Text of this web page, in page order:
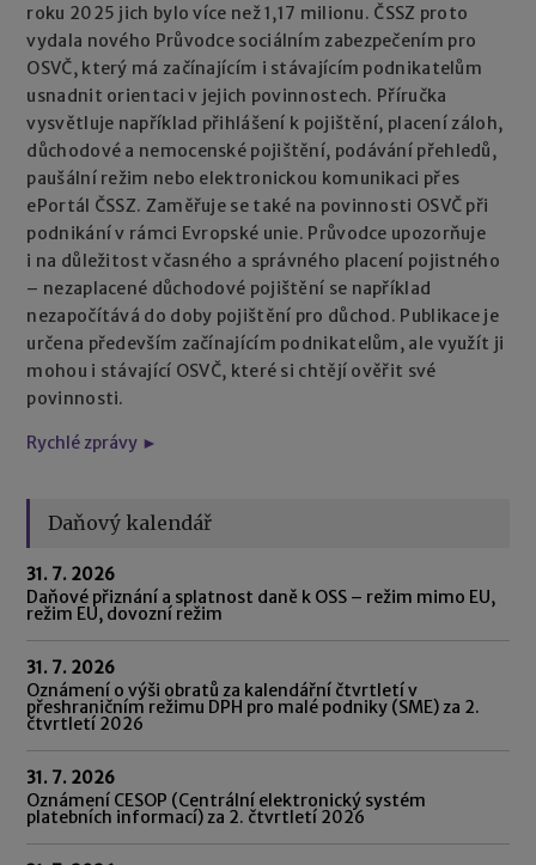
roku 2025 jich bylo více než 1,17 milionu. ČSSZ proto
vydala nového Průvodce sociálním zabezpečením pro
OSVČ, který má začínajícím i stávajícím podnikatelům
usnadnit orientaci v jejich povinnostech. Příručka
vysvětluje například přihlášení k pojištění, placení záloh,
důchodové a nemocenské pojištění, podávání přehledů,
paušální režim nebo elektronickou komunikaci přes
ePortál ČSSZ. Zaměřuje se také na povinnosti OSVČ při
podnikání v rámci Evropské unie. Průvodce upozorňuje
i na důležitost včasného a správného placení pojistného
– nezaplacené důchodové pojištění se například
nezapočítává do doby pojištění pro důchod. Publikace je
určena především začínajícím podnikatelům, ale využít ji
mohou i stávající OSVČ, které si chtějí ověřit své
povinnosti.
Rychlé zprávy ►
Daňový kalendář
31. 7. 2026
Daňové přiznání a splatnost daně k OSS – režim mimo EU,
režim EU, dovozní režim
31. 7. 2026
Oznámení o výši obratů za kalendářní čtvrtletí v
přeshraničním režimu DPH pro malé podniky (SME) za 2.
čtvrtletí 2026
31. 7. 2026
Oznámení CESOP (Centrální elektronický systém
platebních informací) za 2. čtvrtletí 2026